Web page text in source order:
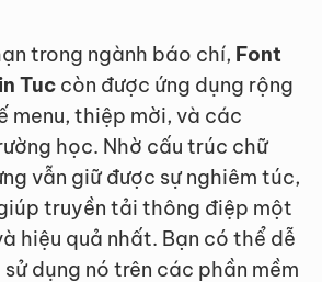
trong ngành báo chí, Font
Tuc còn được ứng dụng rộng
menu, thiệp mời, và các
học. Nhờ cấu trúc chữ
vẫn giữ được sự nghiêm túc,
truyền tải thông điệp một
hiệu quả nhất. Bạn có thể dễ
dụng nó trên các phần mềm